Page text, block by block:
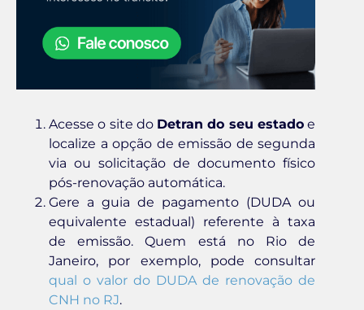
Acesse o site do Detran do seu estadoe
localize a opção de emissão de segunda
via ou solicitação de documento físico
pós-renovação automática.
Gere a guia de pagamento (DUDA ou
equivalente estadual) referente à taxa
de emissão. Quem está no Rio de
Janeiro, por exemplo, pode consultar
qual o valor do DUDA de renovação de
CNH no RJ.